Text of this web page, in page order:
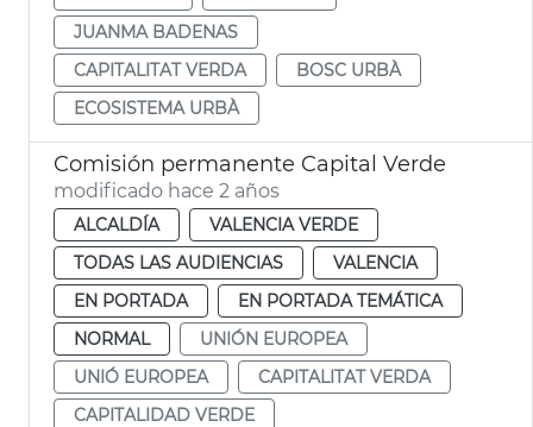
JUANMA BADENAS
CAPITALITAT VERDA
BOSC URBÀ
ECOSISTEMA URBÀ
Comisión permanente Capital Verde
modificado hace 2 años
ALCALDÍA
VALENCIA VERDE
TODAS LAS AUDIENCIAS
VALENCIA
EN PORTADA
EN PORTADA TEMÁTICA
NORMAL
UNIÓN EUROPEA
UNIÓ EUROPEA
CAPITALITAT VERDA
CAPITALIDAD VERDE